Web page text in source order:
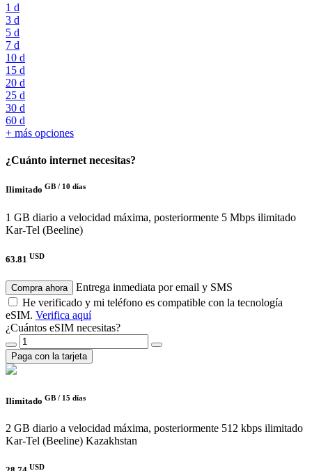
1 d
3 d
5 d
7 d
10 d
15 d
20 d
25 d
30 d
60 d
+ más opciones
¿Cuánto internet necesitas?
Ilimitado GB / 10 días
1 GB diario a velocidad máxima, posteriormente 5 Mbps ilimitado
Kar-Tel (Beeline)
63.81 USD
Compra ahora
Entrega inmediata por email y SMS
He verificado y mi teléfono es compatible con la tecnología
eSIM. Verifica aquí
¿Cuántos eSIM necesitas?
Paga con la tarjeta
Ilimitado GB / 15 días
2 GB diario a velocidad máxima, posteriormente 512 kbps ilimitado
Kar-Tel (Beeline) Kazakhstan
USD